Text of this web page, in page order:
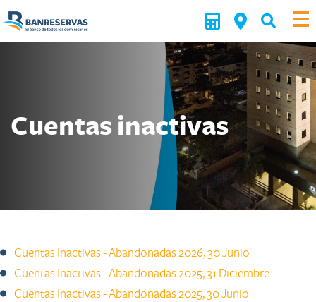
Cuentas inactivas
Cuentas Inactivas - Abandonadas 2026, 30 Junio
Cuentas Inactivas - Abandonadas 2025, 31 Diciembre
Cuentas Inactivas - Abandonadas 2025, 30 Junio